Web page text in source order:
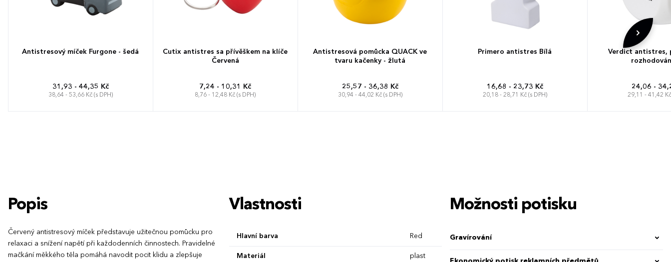
Antistresový míček Furgone - šedá
31,93 - 44,35 Kč
38,64 - 53,66 Kč (s DPH)
Cutix antistres sa přívěškem na klíče
Červená
7,24 - 10,31 Kč
8,76 - 12,48 Kč (s DPH)
Antistresová pomůcka QUACK ve
tvaru kačenky - žlutá
25,57 - 36,38 Kč
30,94 - 44,02 Kč (s DPH)
Primero antistres Bílá
16,68 - 23,73 Kč
20,18 - 28,71 Kč (s DPH)
Verdict antistres,
24,06 -
29,11 - 41,42 Kč
Popis
Červený antistresový míček představuje užitečnou pomůcku pro
relaxaci a snížení napětí při každodenních činnostech. Pravidelné
mačkání měkkého těla pomáhá navodit pocit klidu a zlepšuje
Vlastnosti
Hlavní barva Red
Materiál plast
Možnosti potisku
Gravírování